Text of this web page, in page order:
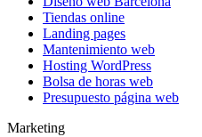
Tiendas online
Landing pages
Mantenimiento web
Hosting WordPress
Bolsa de horas web
Presupuesto página web
Marketing